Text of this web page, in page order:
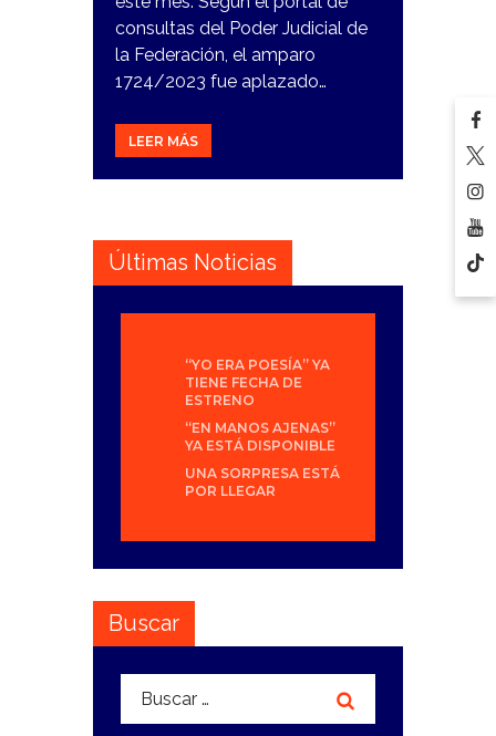
consultas del Poder Judicial de
la Federación, el amparo
1724/2023 fue aplazado…
LEER MÁS
Últimas Noticias
“YO ERA POESÍA” YA
TIENE FECHA DE
ESTRENO
“EN MANOS AJENAS”
YA ESTÁ DISPONIBLE
UNA SORPRESA ESTÁ
POR LLEGAR
Buscar
Buscar: